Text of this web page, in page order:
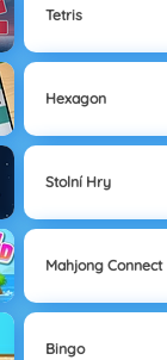
Tetris
Hexagon
Stolní Hry
Mahjong Connect
Bingo